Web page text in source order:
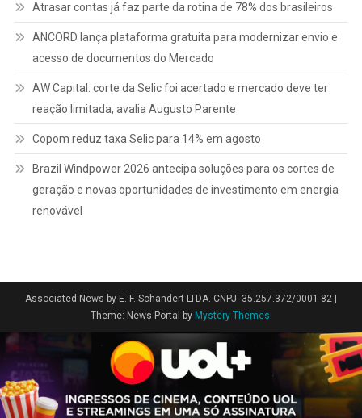
Atrasar contas já faz parte da rotina de 78% dos brasileiros
ANCORD lança plataforma gratuita para modernizar envio e
acesso de documentos do Mercado
AW Capital: corte da Selic foi acertado e mercado deve ter
reação limitada, avalia Augusto Parente
Copom reduz taxa Selic para 14% em agosto
Brazil Windpower 2026 antecipa soluções para os cortes de
geração e novas oportunidades de investimento em energia
renovável
Associated News by E. F. Schandert LTDA. CNPJ: 35.257.372/0001-82
Theme: News Portal by Mystery Themes.